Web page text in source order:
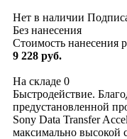
Нет в наличии
Без нанесения
Стоимость нанесения
9 228 руб.
На складе 0
Быстродействие.
предустановленной
Sony Data Transfer
максимально высокой